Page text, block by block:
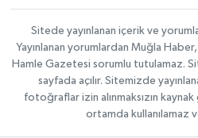
Sitede yayınlanan içerik ve
Yayınlanan yorumlardan Muğla
Hamle Gazetesi sorumlu tutulamaz.
sayfada açılır. Sitemizde
fotoğraflar izin alınmaksızın
ortamda kullanılamaz